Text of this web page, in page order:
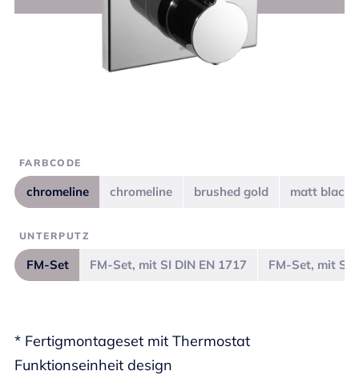
* Fertigmontageset mit Thermostat
Funktionseinheit design
FARBCODE
chromeline chromeline brushed gold matt black
UNTERPUTZ
FM-Set FM-Set, mit SI DIN EN 1717 FM-Set, mit SI